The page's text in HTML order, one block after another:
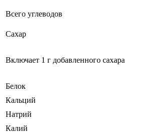
Всего углеводов
Сахар
Включает 1 г добавленного сахара
Белок
Кальций
Натрий
Калий